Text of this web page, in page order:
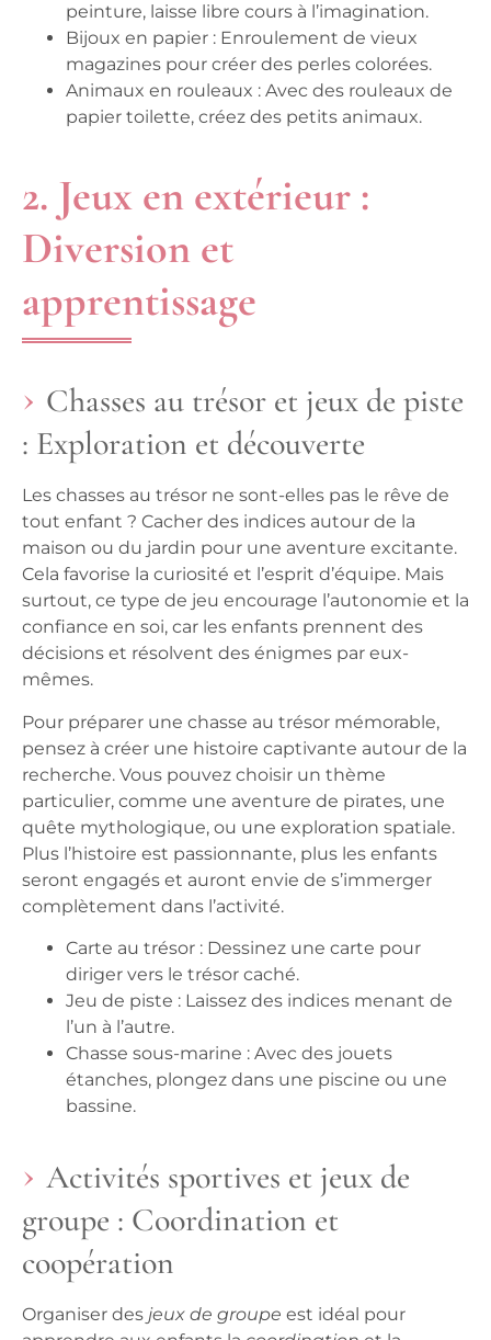
peinture, laisse libre cours à l’imagination.
Bijoux en papier : Enroulement de vieux
magazines pour créer des perles colorées.
Animaux en rouleaux : Avec des rouleaux de
papier toilette, créez des petits animaux.
2. Jeux en extérieur :
Diversion et
apprentissage
Chasses au trésor et jeux de piste
: Exploration et découverte
Les chasses au trésor ne sont-elles pas le rêve de
tout enfant ? Cacher des indices autour de la
maison ou du jardin pour une aventure excitante.
Cela favorise la curiosité et l’esprit d’équipe. Mais
surtout, ce type de jeu encourage l’autonomie et la
confiance en soi, car les enfants prennent des
décisions et résolvent des énigmes par eux-
mêmes.
Pour préparer une chasse au trésor mémorable,
pensez à créer une histoire captivante autour de la
recherche. Vous pouvez choisir un thème
particulier, comme une aventure de pirates, une
quête mythologique, ou une exploration spatiale.
Plus l’histoire est passionnante, plus les enfants
seront engagés et auront envie de s’immerger
complètement dans l’activité.
Carte au trésor : Dessinez une carte pour
diriger vers le trésor caché.
Jeu de piste : Laissez des indices menant de
l’un à l’autre.
Chasse sous-marine : Avec des jouets
étanches, plongez dans une piscine ou une
bassine.
Activités sportives et jeux de
groupe : Coordination et
coopération
Organiser des jeux de groupe est idéal pour